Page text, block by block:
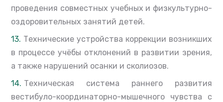
проведения совместных учебных и физкультурно-
оздоровительных занятий детей.
Технические устройства коррекции возникших
в процессе учёбы отклонений в развитии зрения,
а также нарушений осанки и сколиозов.
Техническая система раннего развития
вестибуло-координаторно-мышечного чувства с